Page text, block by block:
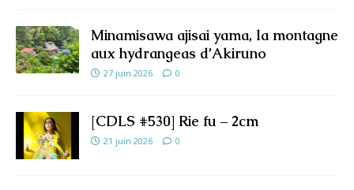
Minamisawa ajisai yama, la montagne
aux hydrangeas d’Akiruno
27 juin 2026 0
[CDLS #530] Rie fu – 2cm
21 juin 2026 0